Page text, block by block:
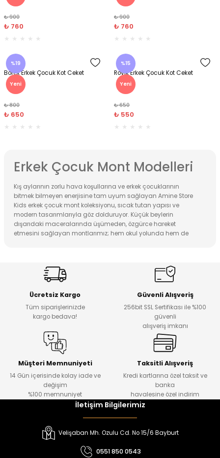
₺ 900
₺ 760
₺ 900
₺ 760
%19
Yeni
Borex Erkek Çocuk Kot Ceket
₺ 800
₺ 650
%15
Yeni
Rovik Erkek Çocuk Kot Ceket
₺ 650
₺ 550
Erkek Çocuk Mont Modelleri
Kış aylarının zorlu hava koşullarına ve erkek çocuklarının
bitmek bilmeyen enerjisine tam uyum sağlayan Amine Store
Kids erkek çocuk mont koleksiyonu, sıcak tutan yapısı ve
modern tasarımlarıyla göz dolduruyor. Küçük beylerin
dışarıdaki maceralarında üşümeden, özgürce hareket
etmesini sağlayan montlarımız; hem okul yolunda hem de
dolgularla hazırlanan erkek çocuk mont modellerimiz,
rüzgara ve soğuğa karşı tam koruma vaat eder. Hafif yapısı
oynarken veya yürürken konforundan ödün vermesini engeller.
Oğlunuzu soğuktan korurken stiline karizmatik bir dokunuş
eklemek için Amine Store Kids güvencesiyle sunulan mont
kategorimizi hemen keşfedin. Sezonun en hit parçalarını
incelemek ve avantajlı fiyatlarla güvenli alışverişin keyfini
çıkarmak için sitemizi ziyaret edin!
Ücretsiz Kargo
Tüm siparişlerinizde
kargo bedava!
Güvenli Alışveriş
256bit SSL Sertifikası ile %100
güvenli
alışveriş imkanı
Müşteri Memnuniyeti
14 Gün içerisinde kolay iade ve
değişim
%100 memnuniyet
Taksitli Alışveriş
Kredi kartlarına özel taksit ve
banka
havalesine özel indirim
İletişim Bilgilerimiz
Velişaban Mh. Ozulu Cd. No 15/6 Bayburt
0551 850 0543
Takımı
Elbise
Alt
Çıkışı ve Zıbın Seti
Takımı
Takımı
shirt
Alt